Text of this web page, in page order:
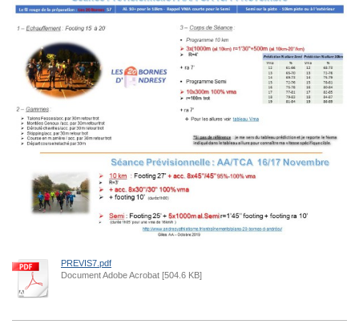
PREVIS7.pdf
Document Adobe Acrobat [504.6 KB]